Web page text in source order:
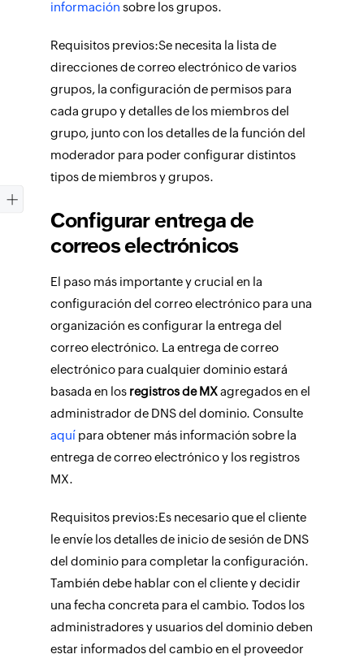
información sobre los grupos.
Requisitos previos:Se necesita la lista de
direcciones de correo electrónico de varios
grupos, la configuración de permisos para
cada grupo y detalles de los miembros del
grupo, junto con los detalles de la función del
moderador para poder configurar distintos
tipos de miembros y grupos.
Configurar entrega de
correos electrónicos
El paso más importante y crucial en la
configuración del correo electrónico para una
organización es configurar la entrega del
correo electrónico. La entrega de correo
electrónico para cualquier dominio estará
basada en los registros de MXagregados en el
administrador de DNS del dominio. Consulte
aquí para obtener más información sobre la
entrega de correo electrónico y los registros
MX.
Requisitos previos:Es necesario que el cliente
le envíe los detalles de inicio de sesión de DNS
del dominio para completar la configuración.
También debe hablar con el cliente y decidir
una fecha concreta para el cambio. Todos los
administradores y usuarios del dominio deben
estar informados del cambio en el proveedor